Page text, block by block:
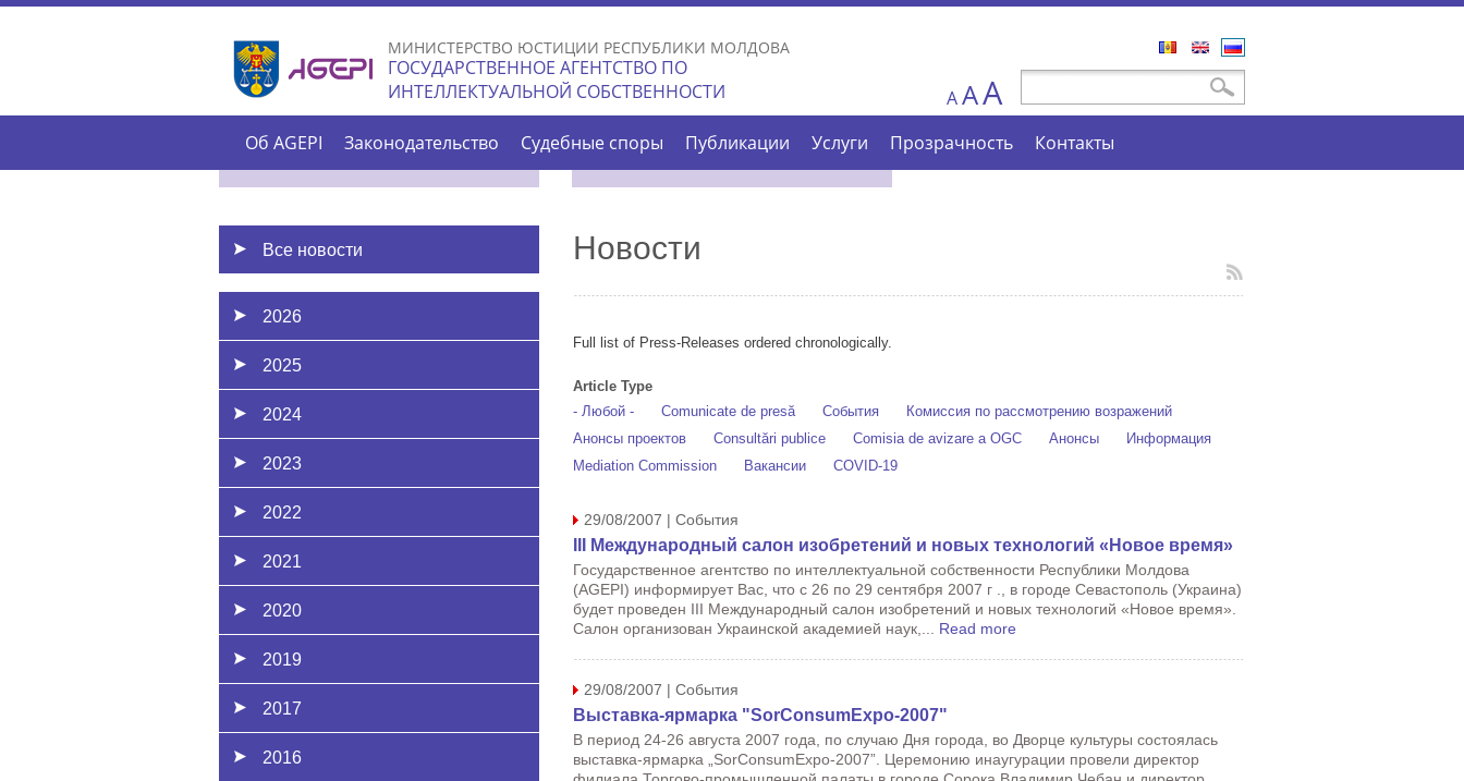
Skip to
main
content
МИНИСТЕРСТВО ЮСТИЦИИ РЕСПУБЛИКИ МОЛДОВА
ГОСУДАРСТВЕННОЕ АГЕНТСТВО ПО
ИНТЕЛЛЕКТУАЛЬНОЙ СОБСТВЕННОСТИ
Поиск
A AA
Об AGEPI Законодательство Судебные споры Публикации Услуги Прозрачность Контакты
Все новости
2026
2025
2024
2023
2022
2021
2020
2019
2017
2016
Новости
Full list of Press-Releases ordered chronologically.
Article Type
- Любой -
Comunicate de presă События
Комиссия по рассмотрению возражений
Анонсы проектов
Consultări publice Comisia de avizare a OGC Анонсы
Информация
Mediation Commission
Вакансии COVID-19
29/08/2007 | События
III Международный салон изобретений и новых технологий «Новое время»
Государственное агентство по интеллектуальной собственности Республики Молдова
(AGEPI) информирует Вас, что с 26 по 29 сентября 2007 г ., в городе Севастополь (Украина)
будет проведен III Международный салон изобретений и новых технологий «Новое время».
Салон организован Украинской академией наук,... Read more
29/08/2007 | События
Выставка-ярмарка "SorConsumExpo-2007"
В период 24-26 августа 2007 года, по случаю Дня города, во Дворце культуры состоялась
выставка-ярмарка „SorConsumExpo-2007”. Церемонию инаугурации провели директор